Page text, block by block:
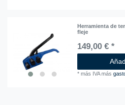
Herramienta de
fleje
149,00 € *
*más IVAmás